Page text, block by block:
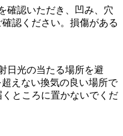
確認いただき、凹み、穴
認ください。損傷がある
日光の当たる場所を避
えない換気の良い場所で
ところに置かないでくだ